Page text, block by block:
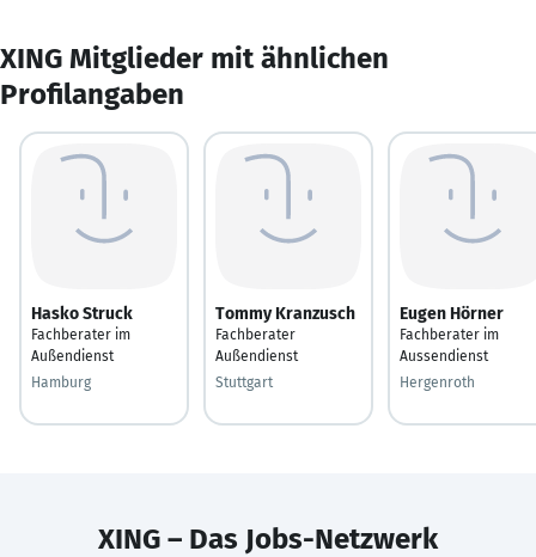
XING Mitglieder mit ähnlichen
Profilangaben
Hasko Struck
Fachberater im
Außendienst
Hamburg
Tommy Kranzusch
Fachberater
Außendienst
Stuttgart
Eugen Hörner
Fachberater im
Aussendienst
Hergenroth
XING – Das Jobs-Netzwerk